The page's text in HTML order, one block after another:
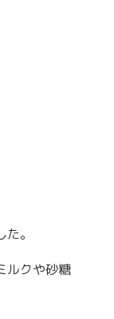
。
ルクや砂糖